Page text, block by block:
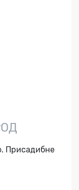
Присадибне